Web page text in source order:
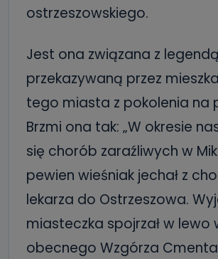
ostrzeszowskiego.
Jest ona związana z legendą
przekazywaną przez
tego miasta z pokolenia na
Brzmi ona tak: „W okresie
się chorób zaraźliwych w
pewien wieśniak jechał z
lekarza do Ostrzeszowa.
miasteczka spojrzał w lewo
obecnego Wzgórza